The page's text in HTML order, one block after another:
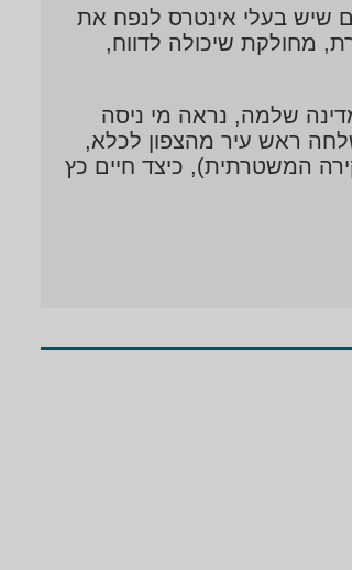
שיש בעלי אינטרס לנפח את
מחולקת שיכולה לדווח,
שלמה, נראה מי ניסה
ראש עיר מהצפון לכלא,
החקירה המשטרתית), כיצד חיים כץ